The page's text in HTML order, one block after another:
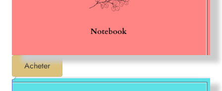
Acheter